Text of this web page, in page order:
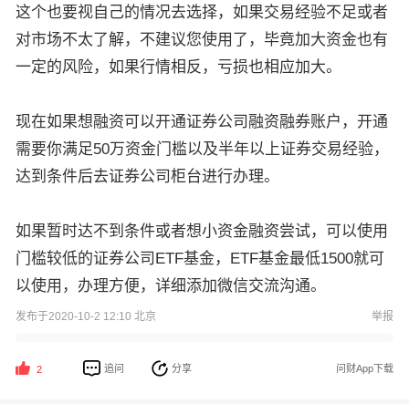
这个也要视自己的情况去选择，如果交易经验不足或者
对市场不太了解，不建议您使用了，毕竟加大资金也有
一定的风险，如果行情相反，亏损也相应加大。
现在如果想融资可以开通证券公司融资融券账户，开通
需要你满足50万资金门槛以及半年以上证券交易经验，
达到条件后去证券公司柜台进行办理。
如果暂时达不到条件或者想小资金融资尝试，可以使用
门槛较低的证券公司ETF基金，ETF基金最低1500就可
以使用，办理方便，详细添加微信交流沟通。
发布于2020-10-2 12:10 北京 举报
2 追问 分享 问财App下载